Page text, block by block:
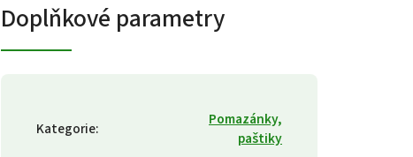
Doplňkové parametry
Kategorie:
Pomazánky,
paštiky